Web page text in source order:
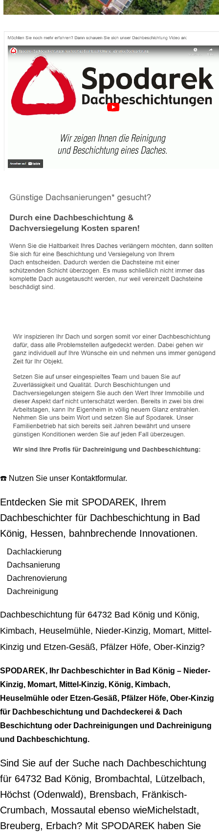
☎️ Nutzen Sie unser Kontaktformular.
Entdecken Sie mit SPODAREK, Ihrem
Dachbeschichter für Dachbeschichtung in Bad
König, Hessen, bahnbrechende Innovationen.
Dachlackierung
Dachsanierung
Dachrenovierung
Dachreinigung
Dachbeschichtung für 64732 Bad König und König,
Kimbach, Heuselmühle, Nieder-Kinzig, Momart, Mittel-
Kinzig und Etzen-Gesäß, Pfälzer Höfe, Ober-Kinzig?
SPODAREK, Ihr Dachbeschichter in Bad König – Nieder-
Kinzig, Momart, Mittel-Kinzig, König, Kimbach,
Heuselmühle oder Etzen-Gesäß, Pfälzer Höfe, Ober-Kinzig
für Dachbeschichtung und Dachdeckerei & Dach
Beschichtung oder Dachreinigungen und Dachreinigung
und Dachbeschichtung.
Sind Sie auf der Suche nach Dachbeschichtung
für 64732 Bad König, Brombachtal, Lützelbach,
Höchst (Odenwald), Brensbach, Fränkisch-
Crumbach, Mossautal ebenso wieMichelstadt,
Breuberg, Erbach? Mit SPODAREK haben Sie